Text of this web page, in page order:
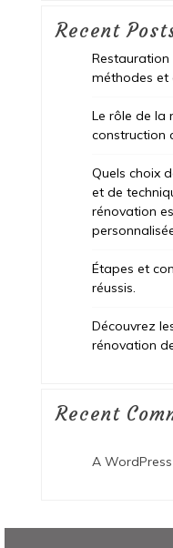
Recent
Restauration
méthodes et
Le rôle de la
construction
Quels choix
et de
rénovation
Étapes et
réussis.
Découvrez
rénovation
Recent
A